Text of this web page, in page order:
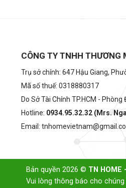
CÔNG TY TNHH THƯƠNG
Trụ sở chính: 647 Hậu Giang,
Mã số thuế: 0318880317
Do Sở Tài Chính TP.HCM -
Hotline: 0934.95.32.32 (Mrs.
Email:
Bản quyền 2026 © TN HOME
Vui lòng thông báo cho